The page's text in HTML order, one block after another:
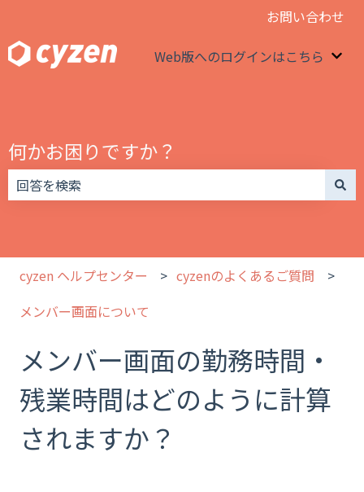
お問い合わせ
Web版へのログインはこちら
何かお困りですか？
cyzen ヘルプセンター
cyzenのよくあるご質問
メンバー画面について
メンバー画面の勤務時間・
残業時間はどのように計算
されますか？